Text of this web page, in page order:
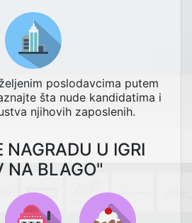
poslodavcima putem
šta nude kandidatima i
njihovih zaposlenih.
NAGRADU U IGRI
NA BLAGO"